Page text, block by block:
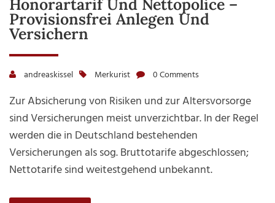
Honorartarif Und Nettopolice –
Provisionsfrei Anlegen Und
Versichern
andreaskissel Merkurist 0 Comments
Zur Absicherung von Risiken und zur Altersvorsorge
sind Versicherungen meist unverzichtbar. In der Regel
werden die in Deutschland bestehenden
Versicherungen als sog. Bruttotarife abgeschlossen;
Nettotarife sind weitestgehend unbekannt.